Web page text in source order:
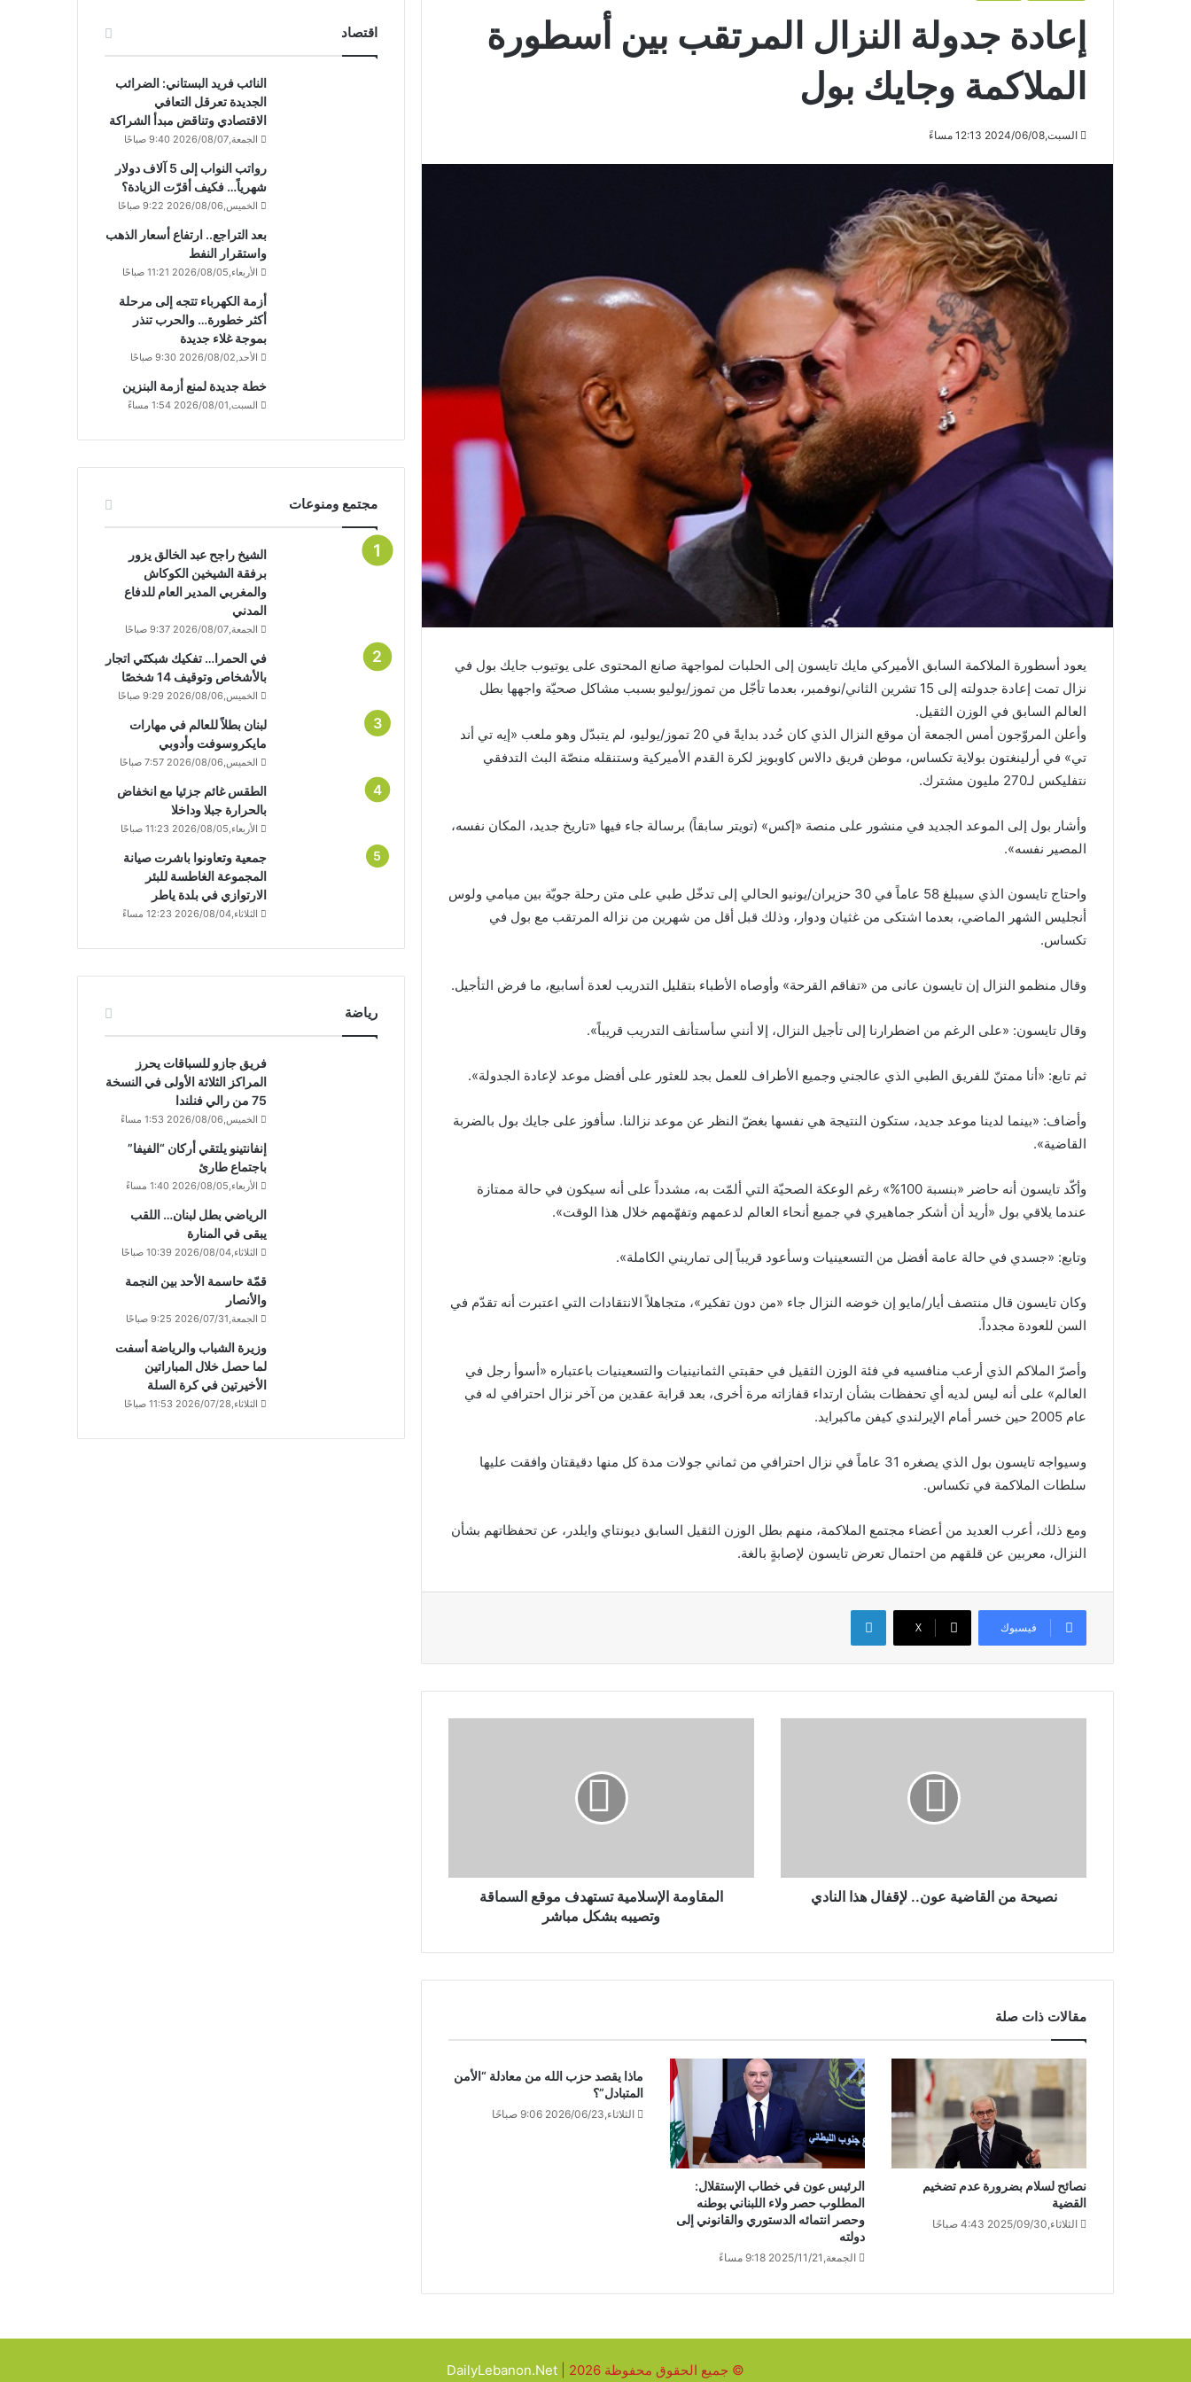
إعادة جدولة النزال المرتقب بين أسطورة
الملاكمة وجايك بول
السبت,2024/06/08 12:13 مساءً
يعود أسطورة الملاكمة السابق الأميركي مايك تايسون إلى الحلبات لمواجهة صانع المحتوى على يوتيوب جايك بول في
نزال تمت إعادة جدولته إلى 15 تشرين الثاني/نوفمبر، بعدما تأجّل من تموز/يوليو بسبب مشاكل صحيّة واجهها بطل
العالم السابق في الوزن الثقيل.
وأعلن المروّجون أمس الجمعة أن موقع النزال الذي كان حُدد بدايةً في 20 تموز/يوليو، لم يتبدّل وهو ملعب «إيه تي أند
تي» في أرلينغتون بولاية تكساس، موطن فريق دالاس كاوبويز لكرة القدم الأميركية وستنقله منصّة البث التدفقي
نتفليكس لـ270 مليون مشترك.
وأشار بول إلى الموعد الجديد في منشور على منصة «إكس» (تويتر سابقاً) برسالة جاء فيها «تاريخ جديد، المكان نفسه،
المصير نفسه».
واحتاج تايسون الذي سيبلغ 58 عاماً في 30 حزيران/يونيو الحالي إلى تدخّل طبي على متن رحلة جويّة بين ميامي ولوس
أنجليس الشهر الماضي، بعدما اشتكى من غثيان ودوار، وذلك قبل أقل من شهرين من نزاله المرتقب مع بول في
تكساس.
وقال منظمو النزال إن تايسون عانى من «تفاقم القرحة» وأوصاه الأطباء بتقليل التدريب لعدة أسابيع، ما فرض التأجيل.
وقال تايسون: «على الرغم من اضطرارنا إلى تأجيل النزال، إلا أنني سأستأنف التدريب قريباً».
ثم تابع: «أنا ممتنّ للفريق الطبي الذي عالجني وجميع الأطراف للعمل بجد للعثور على أفضل موعد لإعادة الجدولة».
وأضاف: «بينما لدينا موعد جديد، ستكون النتيجة هي نفسها بغضّ النظر عن موعد نزالنا. سأفوز على جايك بول بالضربة
القاضية».
وأكّد تايسون أنه حاضر «بنسبة 100%» رغم الوعكة الصحيّة التي ألمّت به، مشدداً على أنه سيكون في حالة ممتازة
عندما يلاقي بول «أريد أن أشكر جماهيري في جميع أنحاء العالم لدعمهم وتفهّمهم خلال هذا الوقت».
وتابع: «جسدي في حالة عامة أفضل من التسعينيات وسأعود قريباً إلى تماريني الكاملة».
وكان تايسون قال منتصف أيار/مايو إن خوضه النزال جاء «من دون تفكير»، متجاهلاً الانتقادات التي اعتبرت أنه تقدّم في
السن للعودة مجدداً.
وأصرّ الملاكم الذي أرعب منافسيه في فئة الوزن الثقيل في حقبتي الثمانينيات والتسعينيات باعتباره «أسوأ رجل في
العالم» على أنه ليس لديه أي تحفظات بشأن ارتداء قفازاته مرة أخرى، بعد قرابة عقدين من آخر نزال احترافي له في
عام 2005 حين خسر أمام الإيرلندي كيفن ماكبرايد.
وسيواجه تايسون بول الذي يصغره 31 عاماً في نزال احترافي من ثماني جولات مدة كل منها دقيقتان وافقت عليها
سلطات الملاكمة في تكساس.
ومع ذلك، أعرب العديد من أعضاء مجتمع الملاكمة، منهم بطل الوزن الثقيل السابق ديونتاي وايلدر، عن تحفظاتهم بشأن
النزال، معربين عن قلقهم من احتمال تعرض تايسون لإصابةٍ بالغة.
فيسبوك X
لينكدإن
نصيحة من القاضية عون.. لإقفال هذا النادي
المقاومة الإسلامية تستهدف موقع السماقة
وتصيبه بشكل مباشر
مقالات ذات صلة
نصائح لسلام بضرورة عدم تضخيم
القضية
الثلاثاء,2025/09/30 4:43 صباحًا
الرئيس عون في خطاب الإستقلال:
المطلوب حصر ولاء اللبناني بوطنه
وحصر انتمائه الدستوري والقانوني إلى
دولته
الجمعة,2025/11/21 9:18 مساءً
ماذا يقصد حزب الله من معادلة “الأمن
المتبادل”؟
الثلاثاء,2026/06/23 9:06 صباحًا
اقتصاد
النائب فريد البستاني: الضرائب
الجديدة تعرقل التعافي
الاقتصادي وتناقض مبدأ الشراكة
الجمعة,2026/08/07 9:40 صباحًا
رواتب النواب إلى 5 آلاف دولار
شهرياً… فكيف أقرّت الزيادة؟
الخميس,2026/08/06 9:22 صباحًا
بعد التراجع.. ارتفاع أسعار الذهب
واستقرار النفط
الأربعاء,2026/08/05 11:21 صباحًا
أزمة الكهرباء تتجه إلى مرحلة
أكثر خطورة… والحرب تنذر
بموجة غلاء جديدة
الأحد,2026/08/02 9:30 صباحًا
خطة جديدة لمنع أزمة البنزين
السبت,2026/08/01 1:54 مساءً
مجتمع ومنوعات
الشيخ راجح عبد الخالق يزور
برفقة الشيخين الكوكاش
والمغربي المدير العام للدفاع
المدني
الجمعة,2026/08/07 9:37 صباحًا
في الحمرا… تفكيك شبكتَي اتجار
بالأشخاص وتوقيف 14 شخصًا
الخميس,2026/08/06 9:29 صباحًا
لبنان بطلاً للعالم في مهارات
مايكروسوفت وأدوبي
الخميس,2026/08/06 7:57 صباحًا
الطقس غائم جزئيا مع انخفاض
بالحرارة جبلا وداخلا
الأربعاء,2026/08/05 11:23 صباحًا
جمعية وتعاونوا باشرت صيانة
المجموعة الغاطسة للبئر
الارتوازي في بلدة ياطر
الثلاثاء,2026/08/04 12:23 مساءً
رياضة
فريق جازو للسباقات يحرز
المراكز الثلاثة الأولى في النسخة
75 من رالي فنلندا
الخميس,2026/08/06 1:53 مساءً
إنفانتينو يلتقي أركان “الفيفا”
باجتماع طارئ
الأربعاء,2026/08/05 1:40 مساءً
الرياضي بطل لبنان… اللقب
يبقى في المنارة
الثلاثاء,2026/08/04 10:39 صباحًا
قمّة حاسمة الأحد بين النجمة
والأنصار
الجمعة,2026/07/31 9:25 صباحًا
وزيرة الشباب والرياضة أسفت
لما حصل خلال المباراتين
الأخيرتين في كرة السلة
الثلاثاء,2026/07/28 11:53 صباحًا
© جميع الحقوق محفوظة 2026 | DailyLebanon.Net